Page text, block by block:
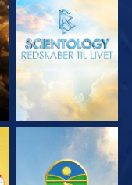
UDFORSK SERIEN
SE